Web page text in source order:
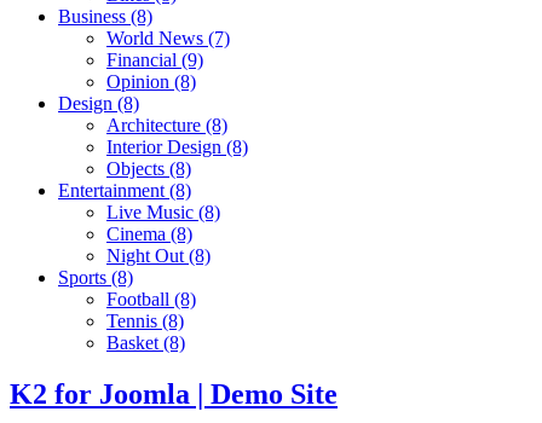
Business (8)
World News (7)
Financial (9)
Opinion (8)
Design (8)
Architecture (8)
Interior Design (8)
Objects (8)
Entertainment(8)
Live Music (8)
Cinema (8)
Night Out(8)
Sports (8)
Football (8)
Tennis (8)
Basket(8)
K2 for Joomla | Demo Site